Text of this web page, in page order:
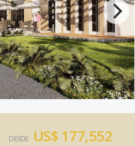
DESDE US$ 177,552